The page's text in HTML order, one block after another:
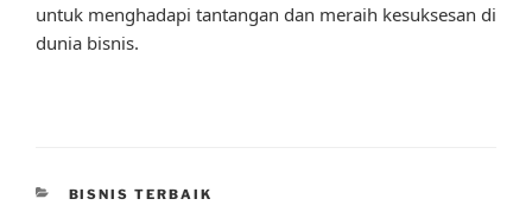
untuk menghadapi tantangan dan meraih kesuksesan di
dunia bisnis.
CATEGORIES
BISNIS TERBAIK